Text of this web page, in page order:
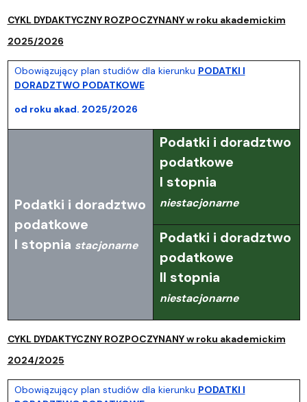
CYKL DYDAKTYCZNY ROZPOCZYNANY w roku akademickim
2025/2026
Obowiązujący plan studiów dla kierunku PODATKI I
DORADZTWO PODATKOWE
od roku akad. 2025/2026
Podatki i doradztwo
podatkowe
I stopnia stacjonarne
Podatki i doradztwo
podatkowe
I stopnia
niestacjonarne
Podatki i doradztwo
podatkowe
II stopnia
niestacjonarne
CYKL DYDAKTYCZNY ROZPOCZYNANY w roku akademickim
2024/2025
Obowiązujący plan studiów dla kierunku PODATKI I